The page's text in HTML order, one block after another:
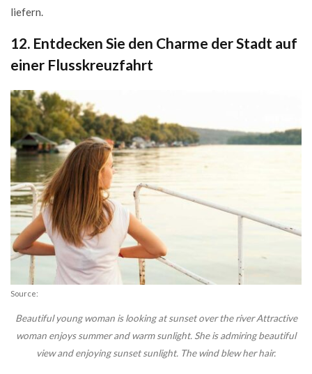
liefern.
12. Entdecken Sie den Charme der Stadt auf
einer Flusskreuzfahrt
Source:
Beautiful young woman is looking at sunset over the river Attractive
woman enjoys summer and warm sunlight. She is admiring beautiful
view and enjoying sunset sunlight. The wind blew her hair.